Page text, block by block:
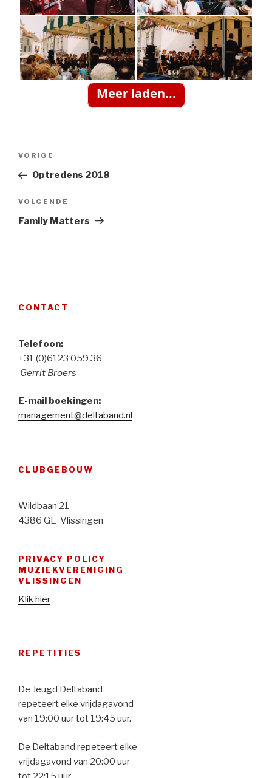
Meer laden...
Vorig
bericht
VORIGE
Optredens 2018
Volgend
Bericht
VOLGENDE
Family Matters
CONTACT
Telefoon:
+31 (0)6123 059 36
Gerrit Broers
E-mail boekingen:
management@deltaband.nl
CLUBGEBOUW
Wildbaan 21
4386 GE Vlissingen
PRIVACY POLICY
MUZIEKVERENIGING
VLISSINGEN
Klik hier
REPETITIES
De Jeugd Deltaband
repeteert elke vrijdagavond
van 19:00 uur tot 19:45 uur.
De Deltaband repeteert elke
vrijdagavond van 20:00 uur